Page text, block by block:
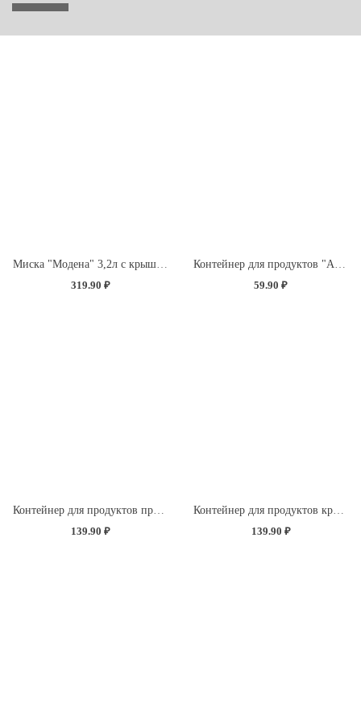
319.90 ₽
59.90 ₽
Контейнер для продуктов прямоугольный 1,5л (светло-розовый)
139.90 ₽
Контейнер для продуктов круглый 1л с декором "Розы" (светло-розовый)
139.90 ₽